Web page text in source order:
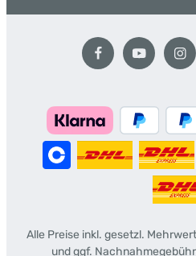
Alle Preise inkl. gesetzl.
und ggf.